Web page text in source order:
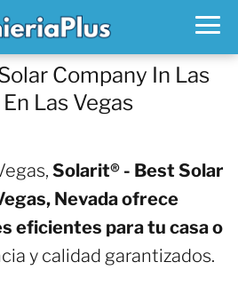
Company In Las
Las Vegas
Solarit® - Best Solar
Nevada ofrece
eficientes para tu casa o
y calidad garantizados.